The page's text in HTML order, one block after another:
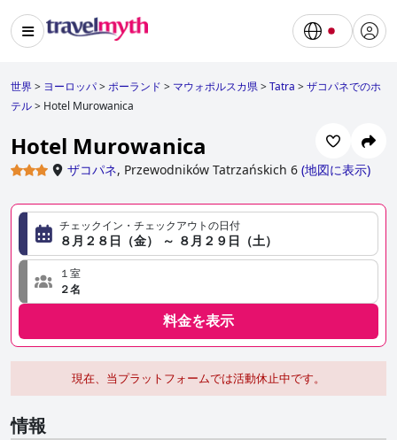
世界> ヨーロッパ>ポーランド > マウォポルスカ県>Tatra >ザコパネでのホ
テル> Hotel Murowanica
Hotel Murowanica
ザコパネ, Przewodników Tatrzańskich 6 (地図に表示)
チェックイン・チェックアウトの日付
８月２８日（金） ～ ８月２９日（土）
１室
２名
料金を表示
現在、当プラットフォームでは活動休止中です。
情報